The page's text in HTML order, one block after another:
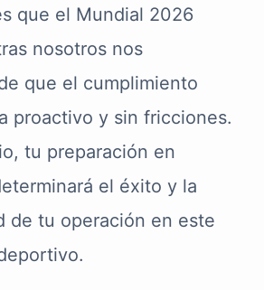
que el Mundial 2026
nosotros nos
que el cumplimiento
proactivo y sin fricciones.
tu preparación en
el éxito y la
de tu operación en este